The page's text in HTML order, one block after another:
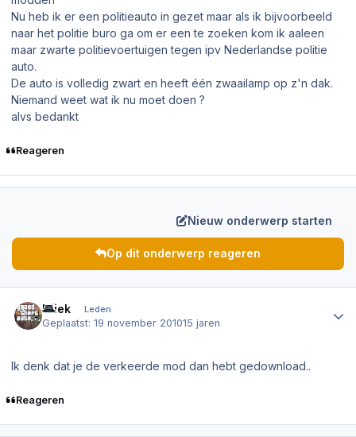
Nu heb ik er een politieauto in gezet maar als ik bijvoorbeeld
naar het politie buro ga om er een te zoeken kom ik aaleen
maar zwarte politievoertuigen tegen ipv Nederlandse politie
auto.
De auto is volledig zwart en heeft één zwaailamp op z'n dak.
Niemand weet wat ik nu moet doen ?
alvs bedankt
Reageren
Nieuw onderwerp starten
Op dit onderwerp reageren
Niiek Leden
Geplaatst:19 november 201015 jaren
Ik denk dat je de verkeerde mod dan hebt gedownload..
Reageren